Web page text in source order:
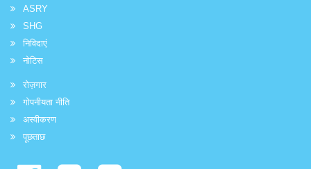
ASRY
SHG
निविदाएं
नोटिस
रोज़गार
गोपनीयता नीति
अस्वीकरण
पूछताछ